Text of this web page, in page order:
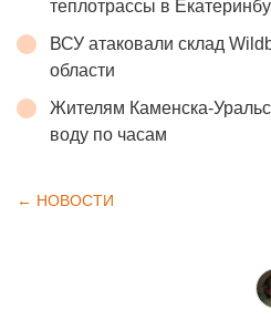
теплотрассы в
ВСУ атаковали склад
области
Жителям Каменска-
воду по часам
← НОВОСТИ